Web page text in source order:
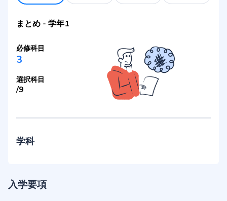
まとめ - 学年1
必修科目
3
選択科目
/9
学科
入学要項